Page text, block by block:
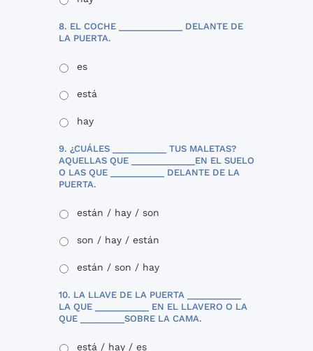
8. EL COCHE _____________ DELANTE DE
LA PUERTA.
es
está
hay
9. ¿CUÁLES ___________ TUS MALETAS?
AQUELLAS QUE _____________EN EL SUELO
O LAS QUE ___________ DELANTE DE LA
PUERTA.
están / hay / son
son / hay / están
están / son / hay
10. LA LLAVE DE LA PUERTA ___________
LA QUE ___________ EN EL LLAVERO O LA
QUE _________SOBRE LA CAMA.
está / hay / es